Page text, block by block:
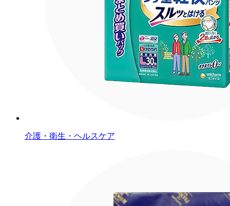
介護・衛生・ヘルスケア